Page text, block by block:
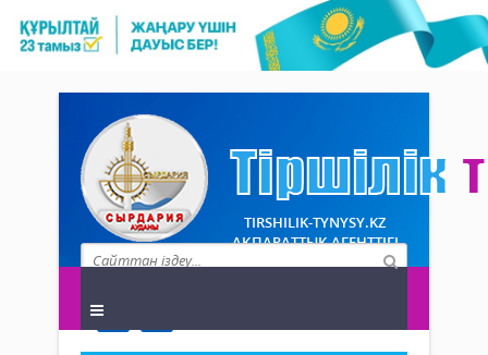
TIRSHILIK-TYNYSY.KZ
АҚПАРАТТЫҚ АГЕНТТІГІ